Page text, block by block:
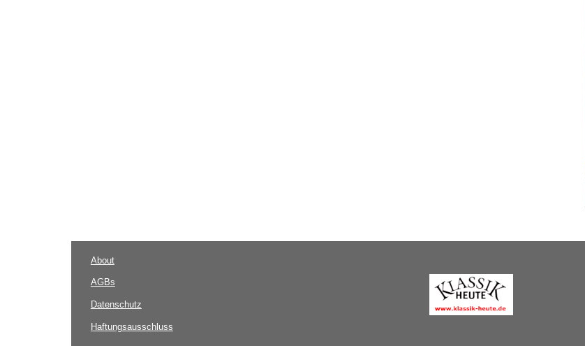
About
AGBs
Datenschutz
Haftungsausschluss